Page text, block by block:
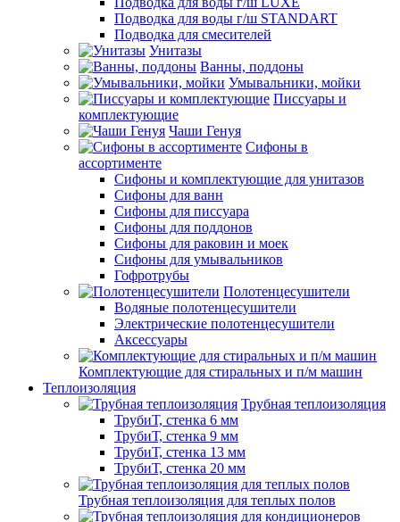
Подводка для воды г/ш STANDART
Подводка для смесителей
Унитазы
Ванны, поддоны
Умывальники, мойки
Писсуары и
комплектующие
Чаши Генуя
Сифоны в
ассортименте
Сифоны и комплектующие для унитазов
Сифоны для ванн
Сифоны для писсуара
Сифоны для поддонов
Сифоны для раковин и моек
Сифоны для умывальников
Гофротрубы
Полотенцесушители
Водяные полотенцесушители
Электрические полотенцесушители
Аксессуары
Комплектующие для стиральных и п/м машин
Теплоизоляция
Трубная теплоизоляция
ТрубиТ, стенка 6 мм
ТрубиТ, стенка 9 мм
ТрубиТ, стенка 13 мм
ТрубиТ, стенка 20 мм
Трубная теплоизоляция для теплых полов